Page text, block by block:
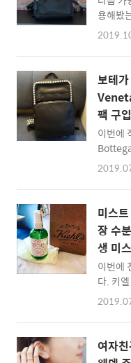
탈리아
^^ 기본
킬 수
숙해져
과정이
용해봤
즈니스
조셉앤
울트라
꽤 귀엽
주 모델
고도 불
에는 유
럼 리뷰
와 같은
다는 것
어울..
보테
팩 구
이번에
입니다.
남아
방입
더 올라
가 착용
저의 첫
^^ 보
것이 눈
고급스
미스
장 수
생 미
이번에
다. 키
하는데,
립밤 제
라워
여자